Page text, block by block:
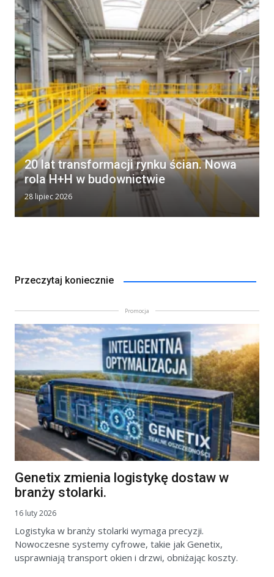
20 lat transformacji rynku ścian. Nowa
rola H+H w budownictwie
28 lipiec 2026
Przeczytaj koniecznie
Promocja
Genetix zmienia logistykę dostaw w
branży stolarki.
16 luty 2026
Logistyka w branży stolarki wymaga precyzji.
Nowoczesne systemy cyfrowe, takie jak Genetix,
usprawniają transport okien i drzwi, obniżając koszty.